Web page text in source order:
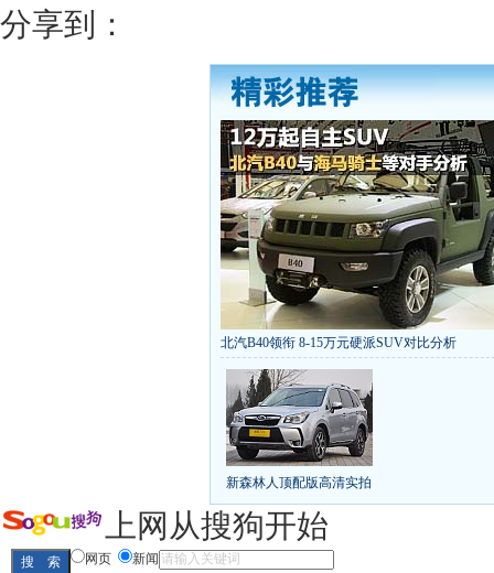
分享到：
北汽B40领衔 8-15万元硬派SUV对比分析
丰田推八款低价新车 全新RAV4海外售
第九代雅阁/本田新小SUV
凯越已跌至8折甩卖 6款合资自主车是真的低价
给中国人争气的热销SUV 全新马自达6：海外
10万元新车叫板合资 15万买车谁好
长城2013年新SUV规划曝光
全新胜达23日上市 秒杀日系的SUV
大众6万
最高法解释：醉驾毒驾发生交通事故 交强险应
新森林人顶配版高清实拍
上网从搜狗开始
网页 新闻